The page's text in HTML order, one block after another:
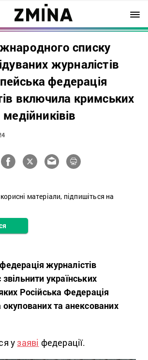
списку
журналістів
федерація
включила кримських
медійниківів
матеріали, підпишіться на
журналістів
українських
Російська Федерація
окупованих та анексованих
узаяві федерації.